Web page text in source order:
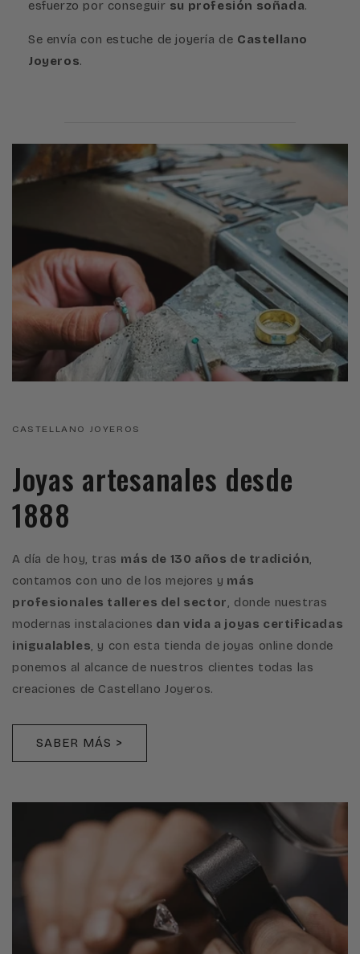
esfuerzo por conseguir su profesión soñada.
Se envía con estuche de joyería de Castellano
Joyeros.
CASTELLANO JOYEROS
Joyas artesanales desde
1888
A día de hoy, tras más de 130 años de tradición,
contamos con uno de los mejores y más
profesionales talleres del sector, donde nuestras
modernas instalaciones dan vida a joyas certificadas
inigualables, y con esta tienda de joyas online donde
ponemos al alcance de nuestros clientes todas las
creaciones de Castellano Joyeros.
SABER MÁS >